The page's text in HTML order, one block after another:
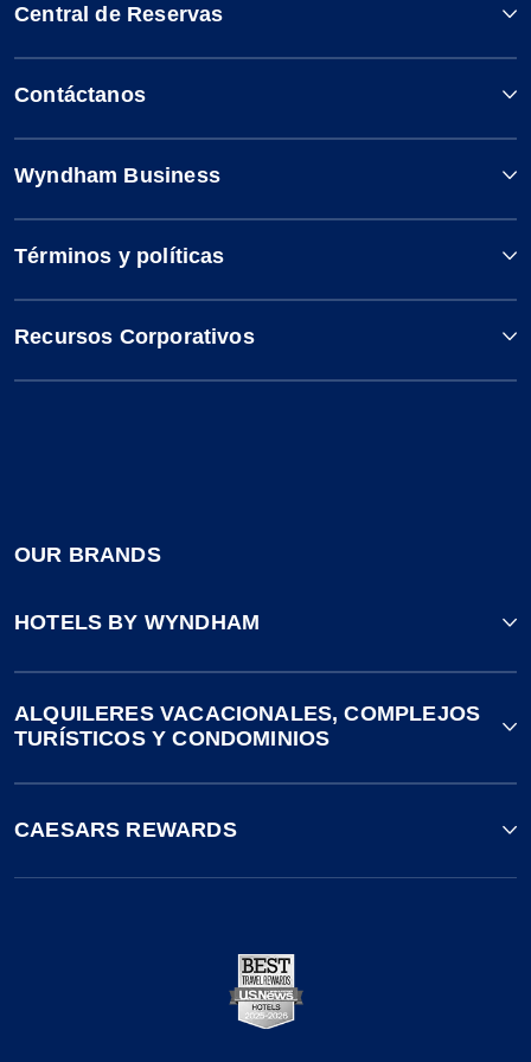
Central de Reservas
Contáctanos
Wyndham Business
Términos y políticas
Recursos Corporativos
OUR BRANDS
HOTELS BY WYNDHAM
ALQUILERES VACACIONALES, COMPLEJOS
TURÍSTICOS Y CONDOMINIOS
CAESARS REWARDS